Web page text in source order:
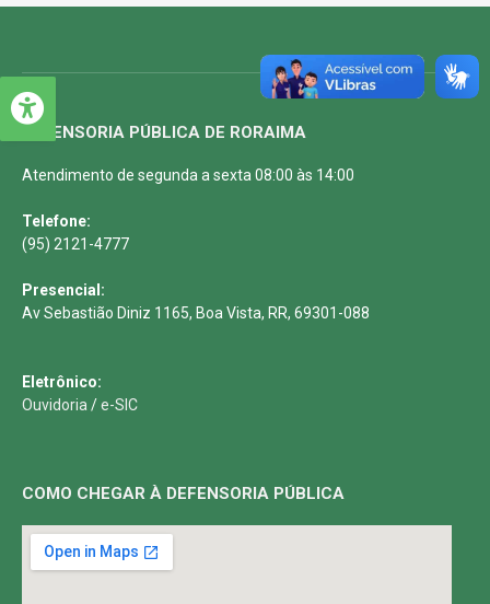
DEFENSORIA PÚBLICA DE RORAIMA
Atendimento de segunda a sexta 08:00 às 14:00
Telefone:
(95) 2121-4777
Presencial:
Av Sebastião Diniz 1165, Boa Vista, RR, 69301-088
Eletrônico:
Ouvidoria /e-SIC
COMO CHEGAR À DEFENSORIA PÚBLICA